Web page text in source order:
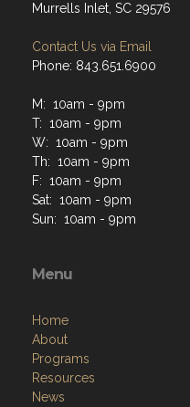
Murrells Inlet, SC 29576
Contact Us via Email
Phone: 843.651.6900
M: 10am - 9pm
T: 10am - 9pm
W: 10am - 9pm
Th: 10am - 9pm
F: 10am - 9pm
Sat: 10am - 9pm
Sun: 10am - 9pm
Menu
Home
About
Programs
Resources
News